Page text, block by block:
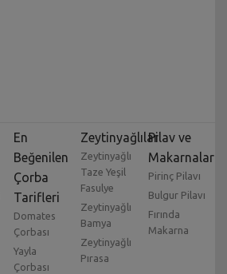
En
Beğenilen
Çorba
Tarifleri
Domates
Çorbası
Yayla
Çorbası
Zeytinyağlılar
Zeytinyağlı
Taze Yeşil
Fasulye
Zeytinyağlı
Bamya
Zeytinyağlı
Pırasa
Pilav ve
Makarnalar
Pirinç Pilavı
Bulgur Pilavı
Fırında
Makarna